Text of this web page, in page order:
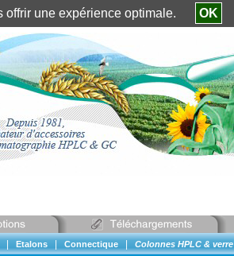
Identification client ||Mon compte
Etalons Connectique Colonnes HPLC & verre
offrir une expérience optimale. OK